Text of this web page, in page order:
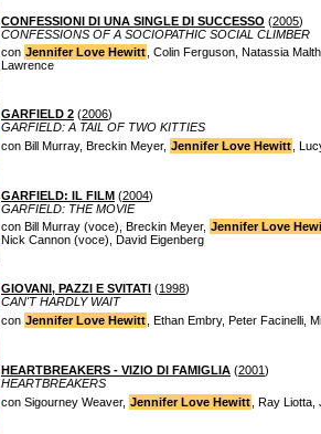
CONFESSIONI DI UNA SINGLE DI SUCCESSO (2005)
CONFESSIONS OF A SOCIOPATHIC SOCIAL CLIMBER
con Jennifer Love Hewitt , Colin Ferguson, Natassia
Lawrence
GARFIELD 2 (2006)
GARFIELD: A TAIL OF TWO KITTIES
con Bill Murray, Breckin Meyer, Jennifer Love Hewitt ,
GARFIELD: IL FILM (2004)
GARFIELD: THE MOVIE
con Bill Murray (voce), Breckin Meyer, Jennifer Love
Nick Cannon (voce), David Eigenberg
GIOVANI, PAZZI E SVITATI (1998)
CAN'T HARDLY WAIT
con Jennifer Love Hewitt , Ethan Embry, Peter Facinelli,
HEARTBREAKERS - VIZIO DI FAMIGLIA (2001)
HEARTBREAKERS
con Sigourney Weaver, Jennifer Love Hewitt , Ray